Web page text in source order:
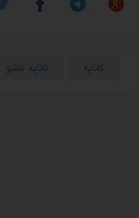
کاناپه کاناپه تاشو